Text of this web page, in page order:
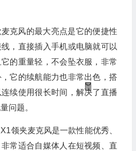
克风的最大亮点是它的便捷性
，直接插入手机或电脑就可以
的重量轻，不会坠衣服，非常
它的续航能力也非常出色，搭
续使用很长时间，解决了直播
问题。
领夹麦克风是一款性能优秀、
常适合自媒体人在短视频、直